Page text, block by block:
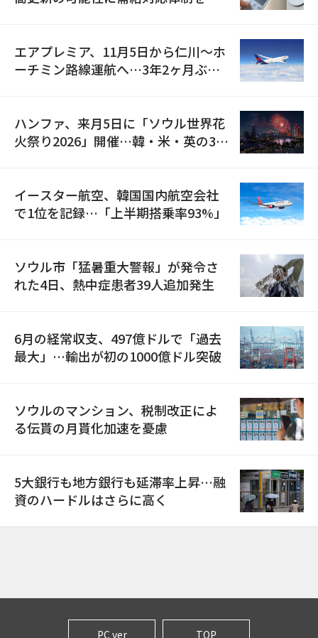
エアプレミア、11月5日から仁川〜ホ
ーチミン路線運航へ…3年2ヶ月ぶり
ハンファ、来月5日に「ソウル世界花
火祭り2026」開催…韓・米・英の3カ
イースター航空、韓国国内航空会社
で1位を記録…「上半期搭乗率93%」
ソウル市「猛暑重大警報」が発令さ
れた4日、熱中症患者39人追加発生
6月の経常収支、497億ドルで「過去
最大」…輸出が初の1000億ドル突破
ソウルのマンション、税制改正によ
る伝貰の月貰化加速を憂慮
5大銀行も地方銀行も延滞率上昇…融
資のハードルはさらに高く
PC ver TOP